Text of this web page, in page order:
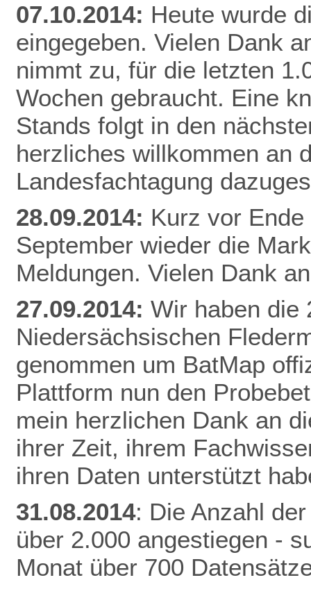
07.10.2014: Heute wurde
eingegeben. Vielen Dank
nimmt zu, für die letzten
Wochen gebraucht. Eine
Stands folgt in den
herzliches willkommen an
Landesfachtagung
28.09.2014: Kurz vor
September wieder die
Meldungen. Vielen Dank
27.09.2014: Wir haben die
Niedersächsischen
genommen um BatMap
Plattform nun den
mein herzlichen Dank an
ihrer Zeit, ihrem
ihren Daten unterstützt
31.08.2014: Die Anzahl
über 2.000 angestiegen -
Monat über 700